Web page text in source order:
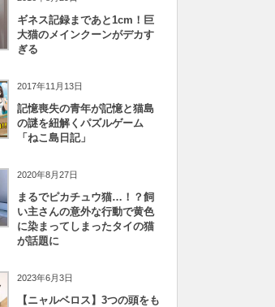
ギネス記録まであと1cm！巨
大猫のメインクーンがデカす
ぎる
2017年11月13日
記憶喪失の青年が記憶と猫島
の謎を紐解くパズルゲーム
「ねこ島日記」
2020年8月27日
まるでピカチュウ猫…！？飼
い主さんの意外な行動で黄色
に染まってしまったタイの猫
が話題に
2023年6月3日
【ニャルベロス】3つの頭をも